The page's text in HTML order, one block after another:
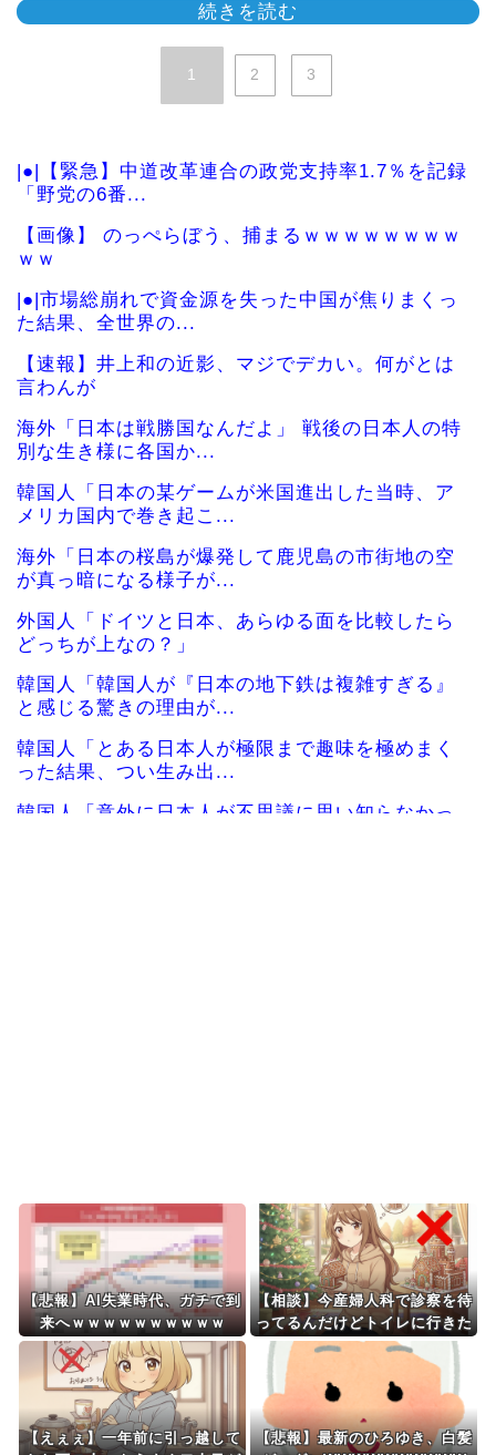
続きを読む
1 2 3
|●|【緊急】中道改革連合の政党支持率1.7％を記録
「野党の6番...
【画像】 のっぺらぼう、捕まるｗｗｗｗｗｗｗｗ
ｗｗ
|●|市場総崩れで資金源を失った中国が焦りまくっ
た結果、全世界の...
【速報】井上和の近影、マジでデカい。何がとは
言わんが
海外「日本は戦勝国なんだよ」 戦後の日本人の特
別な生き様に各国か...
韓国人「日本の某ゲームが米国進出した当時、ア
メリカ国内で巻き起こ...
海外「日本の桜島が爆発して鹿児島の市街地の空
が真っ暗になる様子が...
外国人「ドイツと日本、あらゆる面を比較したら
どっちが上なの？」
韓国人「韓国人が『日本の地下鉄は複雑すぎる』
と感じる驚きの理由が...
韓国人「とある日本人が極限まで趣味を極めまく
った結果、つい生み出...
韓国人「意外に日本人が不思議に思い知らなかっ
Powered by livedoor 相互RSS
【悲報】AI失業時代、ガチで到
来へｗｗｗｗｗｗｗｗｗｗ
【相談】今産婦人科で診察を待
ってるんだけどトイレに行きた
くなってきた…終わるまで我慢
【えぇぇ】一年前に引っ越して
【悲報】最新のひろゆき、白髪